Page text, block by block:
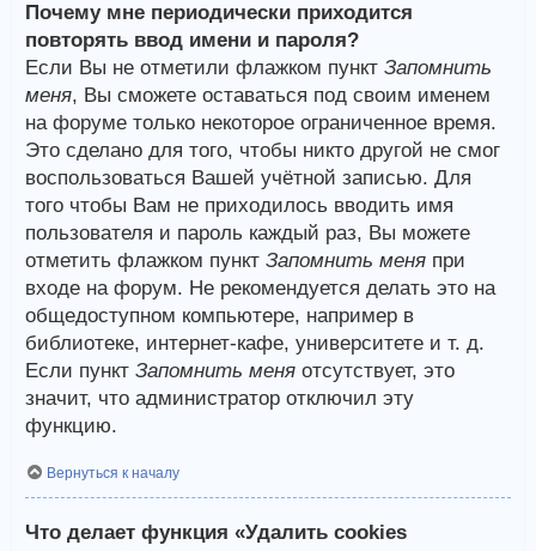
Почему мне периодически приходится
повторять ввод имени и пароля?
Если Вы не отметили флажком пункт Запомнить
меня, Вы сможете оставаться под своим именем
на форуме только некоторое ограниченное время.
Это сделано для того, чтобы никто другой не смог
воспользоваться Вашей учётной записью. Для
того чтобы Вам не приходилось вводить имя
пользователя и пароль каждый раз, Вы можете
отметить флажком пункт Запомнить меня при
входе на форум. Не рекомендуется делать это на
общедоступном компьютере, например в
библиотеке, интернет-кафе, университете и т. д.
Если пункт Запомнить меня отсутствует, это
значит, что администратор отключил эту
функцию.
Вернуться к началу
Что делает функция «Удалить cookies